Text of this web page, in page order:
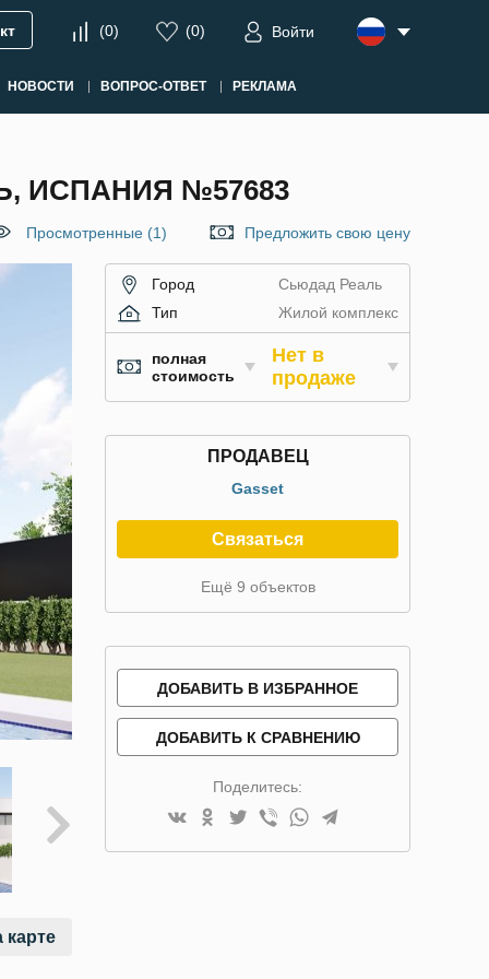
(0) (0) Войти
НОВОСТИ ВОПРОС-ОТВЕТ РЕКЛАМА
ИСПАНИЯ №57683
Просмотренные (1) Предложить свою цену
карте
Город
Сьюдад Реаль
Тип
Жилой комплекс
полная
стоимость
Нет в
продаже
ПРОДАВЕЦ
Gasset
Связаться
Ещё 9 объектов
ДОБАВИТЬ В ИЗБРАННОЕ
ДОБАВИТЬ К СРАВНЕНИЮ
Поделитесь: